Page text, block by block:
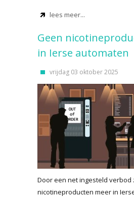
lees meer...
Geen
in Ierse automaten
vrijdag 03 oktober 2025
Door een net ingesteld verbod
nicotineproducten meer in